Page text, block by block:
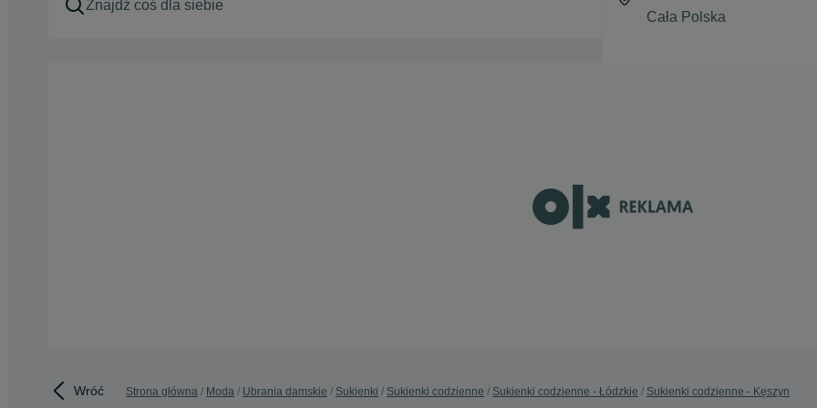
Wróć Strona główna Moda Ubrania damskie Sukienki Sukienki codzienne Sukienki codzienne - Łódzkie Sukienki codzienne - Kęszyn